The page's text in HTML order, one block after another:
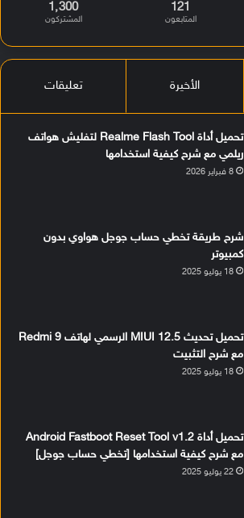
121
المتابعون
1٬300
المشتركون
الأخيرة تعليقات
تحميل أداة Realme Flash Tool لتفليش هواتف
ريلمي مع شرح كيفية استخدامها
8 فبراير 2026
شرح طريقة تخطي حساب جوجل هواوي بدون
كمبيوتر
18 يوليو 2025
تحميل تحديث MIUI 12.5 الرسمي لهاتف Redmi 9
مع شرح التثبيت
18 يوليو 2025
تحميل أداة Android Fastboot Reset Tool v1.2
مع شرح كيفية استخدامها [تخطي حساب جوجل]
22 يوليو 2025